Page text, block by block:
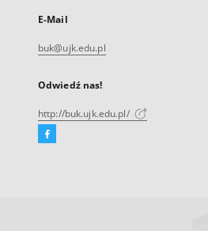
E-Mail
buk@ujk.edu.pl
Odwiedź nas!
http://buk.ujk.edu.pl/
Facebook